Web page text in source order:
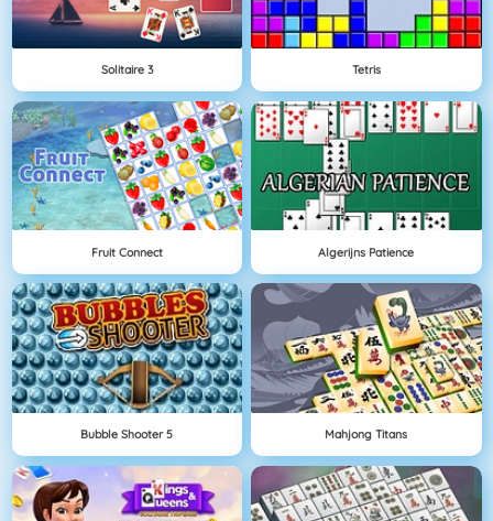
Solitaire 3 Tetris
Fruit Connect Algerijns Patience
Bubble Shooter 5 Mahjong Titans